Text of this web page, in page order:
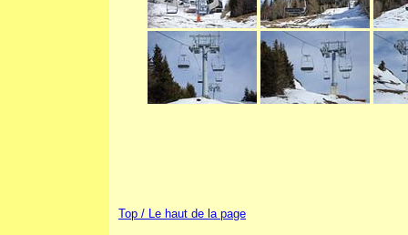
Top / Le haut de la page